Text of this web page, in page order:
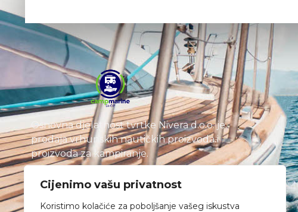
Cijenimo vašu privatnost
Koristimo kolačiće za poboljšanje vašeg iskustva
Osnovna djelatnost tvrtke Nivera d.o.o. je
prodaja vrhunskih nautičkih proizvoda i
proizvoda za kampiranje.